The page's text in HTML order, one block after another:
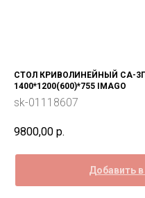
СТОЛ КРИВОЛИНЕЙНЫЙ СА-
1400*1200(600)*755 IMAGO
sk-01118607
9800,00 р.
Добавить в